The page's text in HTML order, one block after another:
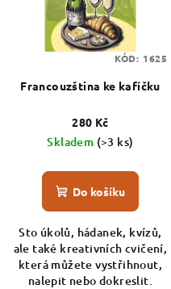
Francouzština ke kafíčku
280 Kč
Skladem (>3 ks)
Do košíku
Sto úkolů, hádanek, kvízů,
ale také kreativních cvičení,
která můžete vystřihnout,
nalepit nebo dokreslit.
KÓD: 1625